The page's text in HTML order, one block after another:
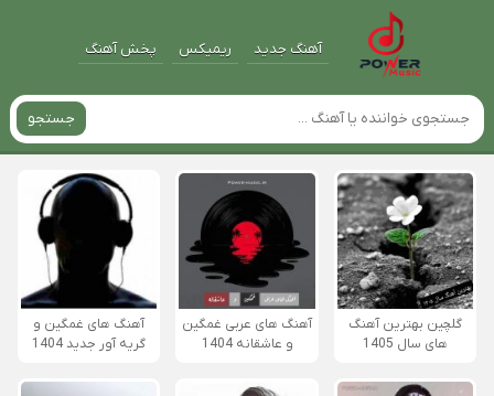
آهنگ جدید ریمیکس پخش آهنگ
جستجو
گلچین بهترین آهنگ
های سال 1405
آهنگ های عربی غمگین
و عاشقانه 1404
آهنگ های غمگین و
گریه آور جدید 1404